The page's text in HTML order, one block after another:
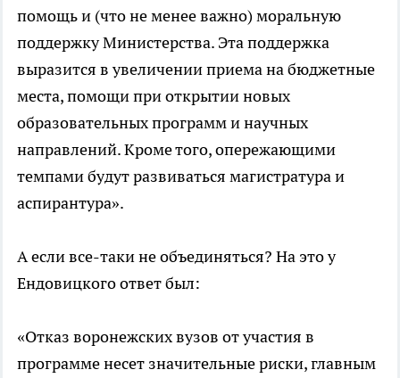
помощь и (что не менее важно) моральную
поддержку Министерства. Эта поддержка
выразится в увеличении приема на бюджетные
места, помощи при открытии новых
образовательных программ и научных
направлений. Кроме того, опережающими
темпами будут развиваться магистратура и
аспирантура».
А если все-таки не объединяться? На это у
Ендовицкого ответ был:
«Отказ воронежских вузов от участия в
программе несет значительные риски, главным